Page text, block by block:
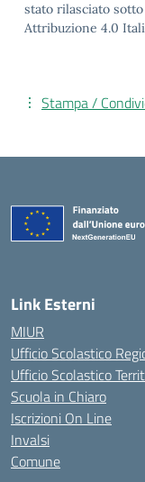
stato rilasciato
Attribuzione 4.0
Stampa /
Link Esterni
MIUR
Ufficio Scolastico
Ufficio Scolastico
Scuola in Chiaro
Iscrizioni On Line
Invalsi
Comune